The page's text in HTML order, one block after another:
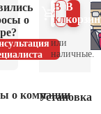
о
о компании
В
В 1
клик
или
наличные.
Установка